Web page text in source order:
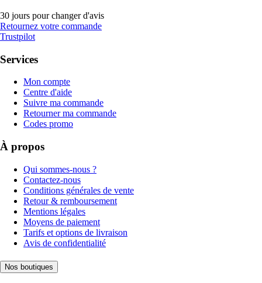
30 jours pour changer d'avis
Retournez votre commande
Trustpilot
Services
Mon compte
Centre d'aide
Suivre ma commande
Retourner ma commande
Codes promo
À propos
Qui sommes-nous ?
Contactez-nous
Conditions générales de vente
Retour & remboursement
Mentions légales
Moyens de paiement
Tarifs et options de livraison
Avis de confidentialité
Nos boutiques